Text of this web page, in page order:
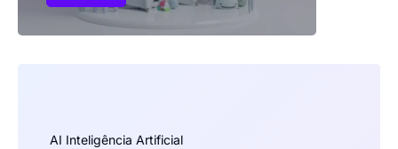
AI Inteligência Artificial